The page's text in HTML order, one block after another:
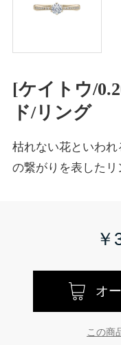
[ケイトウ/
ド/リング
枯れない花といわ
の繋がりを表したリ
￥
オ
この商